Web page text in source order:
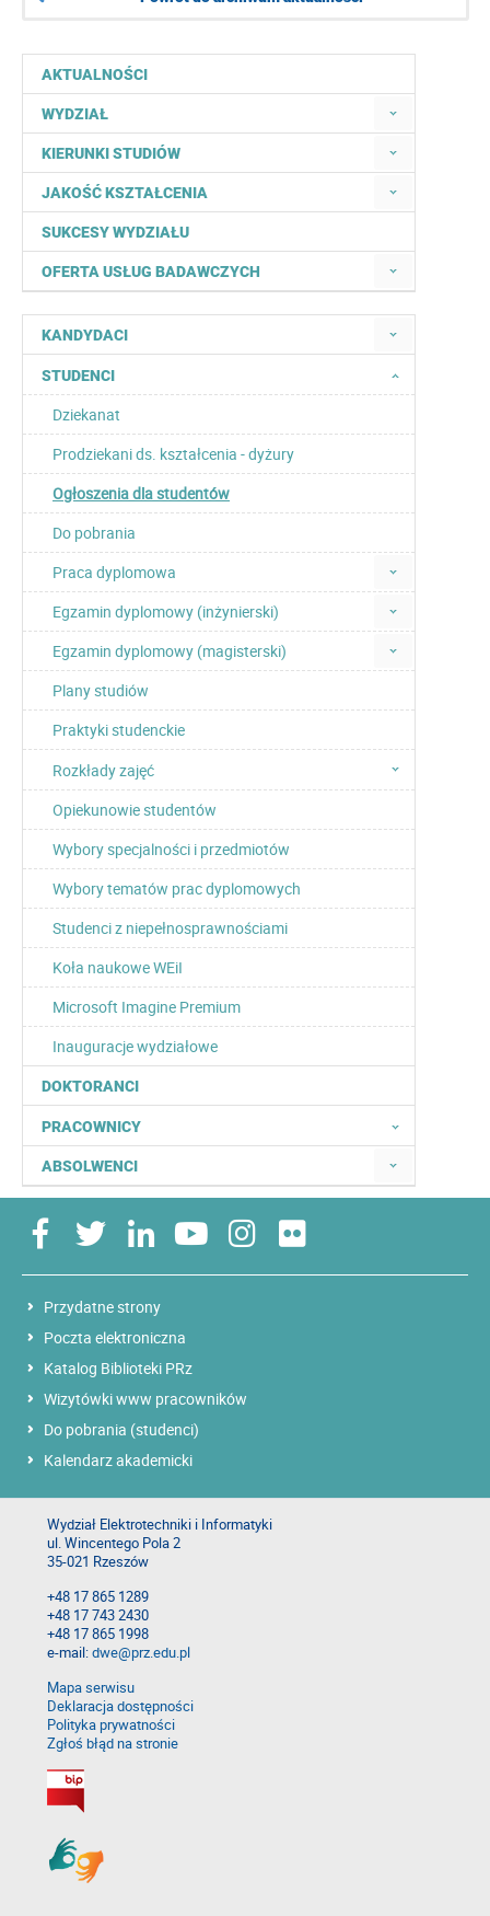
AKTUALNOŚCI
WYDZIAŁ
KIERUNKI STUDIÓW
JAKOŚĆ KSZTAŁCENIA
SUKCESY WYDZIAŁU
OFERTA USŁUG BADAWCZYCH
KANDYDACI
STUDENCI
Dziekanat
Prodziekani ds. kształcenia - dyżury
Ogłoszenia dla studentów
Do pobrania
Praca dyplomowa
Egzamin dyplomowy (inżynierski)
Egzamin dyplomowy (magisterski)
Plany studiów
Praktyki studenckie
Rozkłady zajęć
Opiekunowie studentów
Wybory specjalności i przedmiotów
Wybory tematów prac dyplomowych
Studenci z niepełnosprawnościami
Koła naukowe WEiI
Microsoft Imagine Premium
Inauguracje wydziałowe
DOKTORANCI
PRACOWNICY
ABSOLWENCI
Przydatne strony
Poczta elektroniczna
Katalog Biblioteki PRz
Wizytówki www pracowników
Do pobrania (studenci)
Kalendarz akademicki
Wydział Elektrotechniki i Informatyki
ul. Wincentego Pola 2
35-021 Rzeszów
+48 17 865 1289
+48 17 743 2430
+48 17 865 1998
e-mail:dwe@prz.edu.pl
Mapa serwisu
Deklaracja dostępności
Polityka prywatności
Zgłoś błąd na stronie